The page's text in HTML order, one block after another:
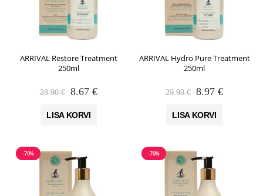
ARRIVAL Restore Treatment
250ml
28.90€ Algne
oli:
8.67€Praegune
LISA KORVI
ARRIVAL Hydro Pure Treatment
250ml
29.90€ Algne
oli:
8.97€Praegune
LISA KORVI
-70% -70%